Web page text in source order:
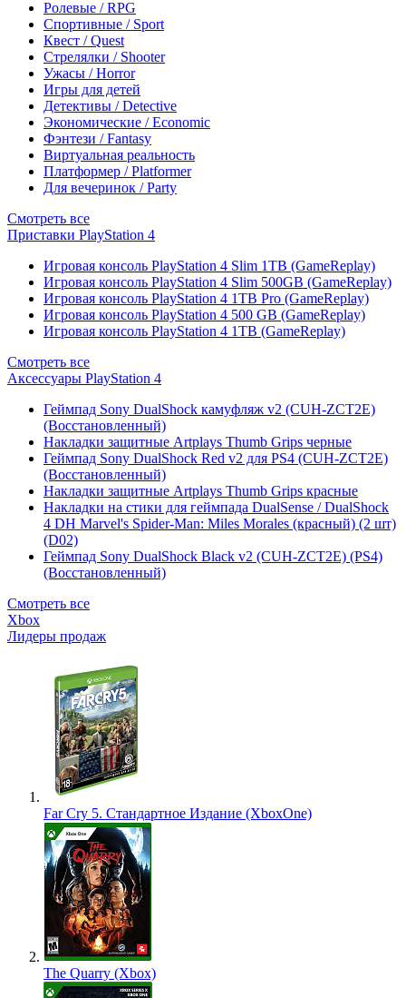
Ролевые / RPG
Спортивные / Sport
Квест / Quest
Стрелялки / Shooter
Ужасы / Horror
Игры для детей
Детективы / Detective
Экономические / Economic
Фэнтези / Fantasy
Виртуальная реальность
Платформер / Platformer
Для вечеринок / Party
Смотреть все
Приставки PlayStation 4
Игровая консоль PlayStation 4 Slim 1TB (GameReplay)
Игровая консоль PlayStation 4 Slim 500GB (GameReplay)
Игровая консоль PlayStation 4 1TB Pro (GameReplay)
Игровая консоль PlayStation 4 500 GB (GameReplay)
Игровая консоль PlayStation 4 1TB (GameReplay)
Смотреть все
Аксессуары PlayStation 4
Геймпад Sony DualShock камуфляж v2 (CUH-ZCT2E)
(Восстановленный)
Накладки защитные Artplays Thumb Grips черные
Геймпад Sony DualShock Red v2 для PS4 (CUH-ZCT2E)
(Восстановленный)
Накладки защитные Artplays Thumb Grips красные
Накладки на стики для геймпада DualSense / DualShock
4 DH Marvel's Spider-Man: Miles Morales (красный) (2 шт)
(D02)
Геймпад Sony DualShock Black v2 (CUH-ZCT2E) (PS4)
(Восстановленный)
Смотреть все
Xbox
Лидеры продаж
Far Cry 5. Стандартное Издание (XboxOne)
The Quarry (Xbox)